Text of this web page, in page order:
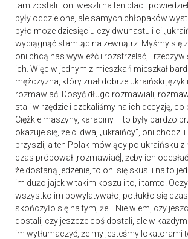
tam zostali i oni weszli na ten plac i
były oddzielone, ale samych chłopaków
było może dziesięciu czy dwunastu i ci
wyciągnąć stamtąd na zewnątrz. Myśmy się
oni chcą nas wywieźć i rozstrzelać, i
ich. Więc w jednym z mieszkań mieszkał
mężczyzna, który znał dobrze ukraiński język
rozmawiać. Dosyć długo rozmawiali,
stali w rzędzie i czekaliśmy na ich decyzję, co
Ciężkie maszyny, karabiny – to były bardzo
okazuje się, że ci dwaj „ukraińcy”, oni chodzili
przyszli, a ten Polak mówiący po ukraińsku z
czas próbował [rozmawiać], żeby ich
że dostaną jedzenie, to oni się skusili na to
im dużo jajek w takim koszu i to, i tamto.
wszystko im powylatywało, potłukło się
skończyło się na tym, że… Nie wiem, czy
dostali, czy jeszcze coś dostali, ale w
im wytłumaczyć, że my jesteśmy lokatorami